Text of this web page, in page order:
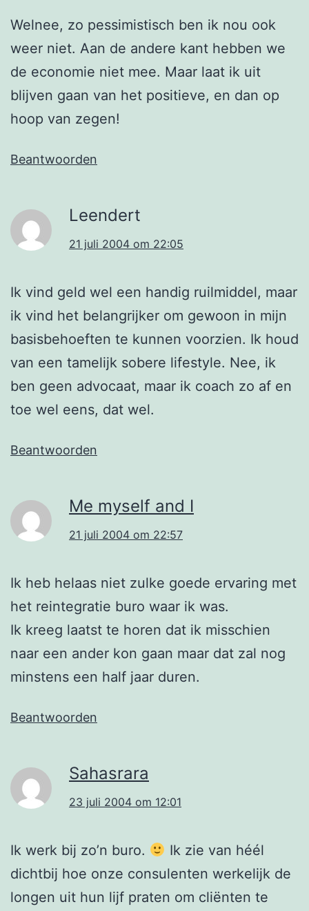
Welnee, zo pessimistisch ben ik nou ook
weer niet. Aan de andere kant hebben we
de economie niet mee. Maar laat ik uit
blijven gaan van het positieve, en dan op
hoop van zegen!
Beantwoorden
Leendert
21 juli 2004 om 22:05
Ik vind geld wel een handig ruilmiddel, maar
ik vind het belangrijker om gewoon in mijn
basisbehoeften te kunnen voorzien. Ik houd
van een tamelijk sobere lifestyle. Nee, ik
ben geen advocaat, maar ik coach zo af en
toe wel eens, dat wel.
Beantwoorden
Me myself and I
21 juli 2004 om 22:57
Ik heb helaas niet zulke goede ervaring met
het reintegratie buro waar ik was.
Ik kreeg laatst te horen dat ik misschien
naar een ander kon gaan maar dat zal nog
minstens een half jaar duren.
Beantwoorden
Sahasrara
23 juli 2004 om 12:01
Ik werk bij zo’n buro.
Ik zie van héél
dichtbij hoe onze consulenten werkelijk de
longen uit hun lijf praten om cliënten te